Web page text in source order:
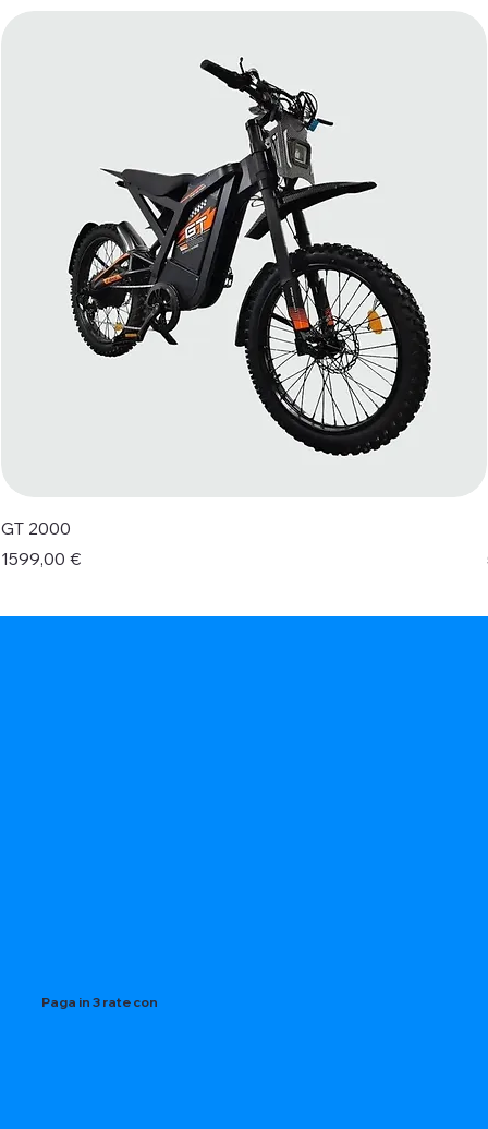
GT 2000
Prezzo
1599,00 €
Paga in 3 rate con